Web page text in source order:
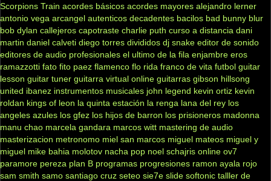
Scorpions Train acordes básicos acordes mayores alejandro lerner
antonio vega arcangel autenticos decadentes bacilos bad bunny blur
bob dylan callejeros capotraste charlie puth curso a distancia dani
martin daniel calveti diego torres divididos dj snake editor de sonido
editores de audio profesionales el ultimo de la fila enjambre eros
ramazzotti fato fito paez flamenco flo rida franco de vita futbol guitar
lesson guitar tuner guitarra virtual online guitarras gibson hillsong
united ibanez instrumentos musicales john legend kevin ortiz kevin
roldan kings of leon la quinta estación la renga lana del rey los
angeles azules los gfez los hijos de barron los prisioneros madonna
manu chao marcela gandara marcos witt mastering de audio
masterizacion metronomo miel san marcos miguel mateos miguel y
miguel mike bahia molotov nacha pop noel schajris online ov7
paramore pereza plan B programas progresiones ramon ayala rojo
sam smith samo santiago cruz seteo sie7e slide softonic talller de